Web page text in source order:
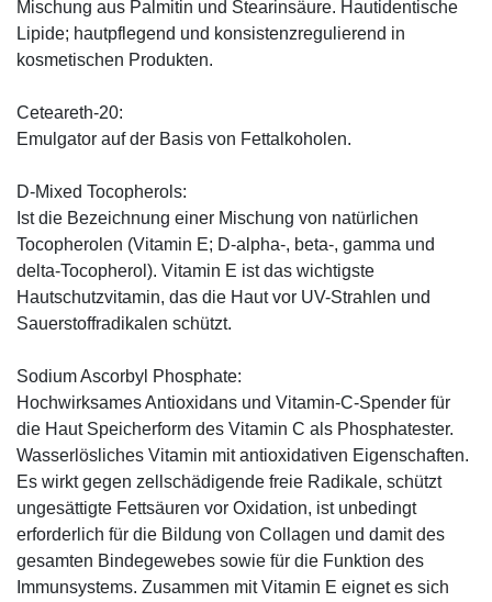
Mischung aus Palmitin und Stearinsäure. Hautidentische
Lipide; hautpflegend und konsistenzregulierend in
kosmetischen Produkten.
Ceteareth-20:
Emulgator auf der Basis von Fettalkoholen.
D-Mixed Tocopherols:
Ist die Bezeichnung einer Mischung von natürlichen
Tocopherolen (Vitamin E; D-alpha-, beta-, gamma und
delta-Tocopherol). Vitamin E ist das wichtigste
Hautschutzvitamin, das die Haut vor UV-Strahlen und
Sauerstoffradikalen schützt.
Sodium Ascorbyl Phosphate:
Hochwirksames Antioxidans und Vitamin-C-Spender für
die Haut Speicherform des Vitamin C als Phosphatester.
Wasserlösliches Vitamin mit antioxidativen Eigenschaften.
Es wirkt gegen zellschädigende freie Radikale, schützt
ungesättigte Fettsäuren vor Oxidation, ist unbedingt
erforderlich für die Bildung von Collagen und damit des
gesamten Bindegewebes sowie für die Funktion des
Immunsystems. Zusammen mit Vitamin E eignet es sich